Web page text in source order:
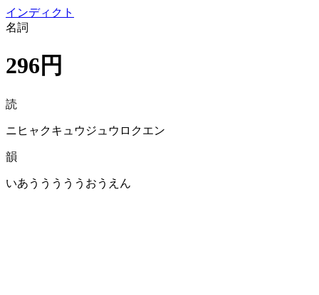
インディクト
名詞
296円
読
ニヒャクキュウジュウロクエン
韻
いあうううううおうえん